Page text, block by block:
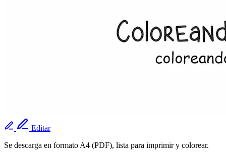
Editar
Se descarga en formato A4 (PDF), lista para imprimir y colorear.